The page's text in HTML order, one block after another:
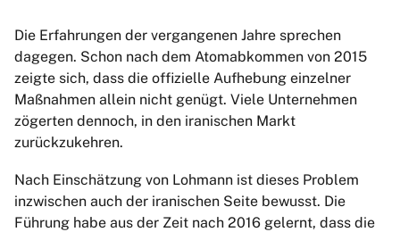
Die Erfahrungen der vergangenen Jahre sprechen
dagegen. Schon nach dem Atomabkommen von 2015
zeigte sich, dass die offizielle Aufhebung einzelner
Maßnahmen allein nicht genügt. Viele Unternehmen
zögerten dennoch, in den iranischen Markt
zurückzukehren.
Nach Einschätzung von Lohmann ist dieses Problem
inzwischen auch der iranischen Seite bewusst. Die
Führung habe aus der Zeit nach 2016 gelernt, dass die